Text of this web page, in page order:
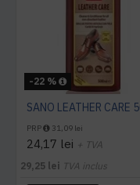
-22 %
SANO LEATHER CARE
PRP 31,09 lei
24,17 lei + TVA
29,25 lei TVA inclus